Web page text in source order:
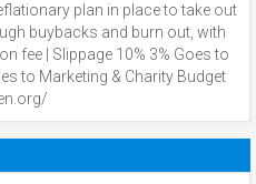
plan in place to take out
buybacks and burn out, with
fee | Slippage 10% 3% Goes to
to Marketing & Charity Budget